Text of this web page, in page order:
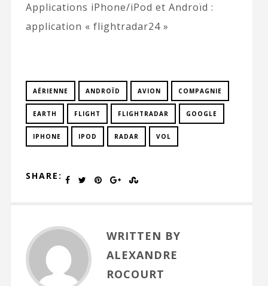
Applications iPhone/iPod et Androïd :
application « flightradar24 »
AÉRIENNE ANDROÏD AVION COMPAGNIE
EARTH FLIGHT FLIGHTRADAR GOOGLE
IPHONE IPOD RADAR VOL
SHARE:
WRITTEN BY
ALEXANDRE
ROCOURT